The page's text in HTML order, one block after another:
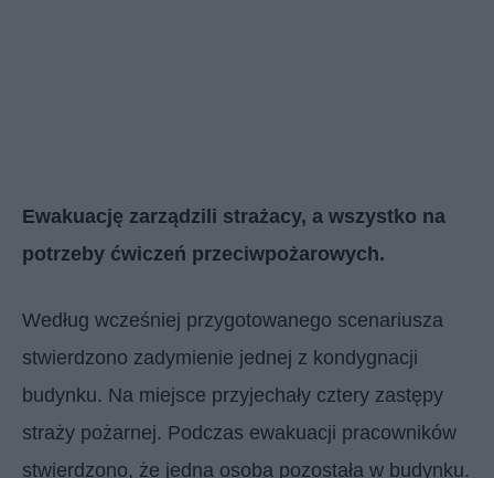
Ewakuację zarządzili strażacy, a wszystko na
potrzeby ćwiczeń przeciwpożarowych.
Według wcześniej przygotowanego scenariusza
stwierdzono zadymienie jednej z kondygnacji
budynku. Na miejsce przyjechały cztery zastępy
straży pożarnej. Podczas ewakuacji pracowników
stwierdzono, że jedna osoba pozostała w budynku.